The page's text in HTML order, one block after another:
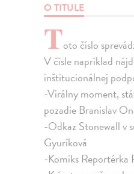
O TITULE
Toto číslo
V čísle napríklad
inštitucionálnej
-Virálny moment,
pozadie Branislav
-Odkaz Stonewall v
Gyuríková
-Komiks Reportérka